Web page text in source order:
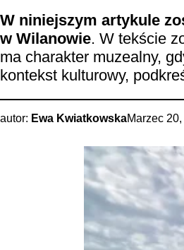
W niniejszym artykule
w Wilanowie. W tekście
ma charakter muzealny,
kontekst kulturowy,
autor: Ewa KwiatkowskaMarzec